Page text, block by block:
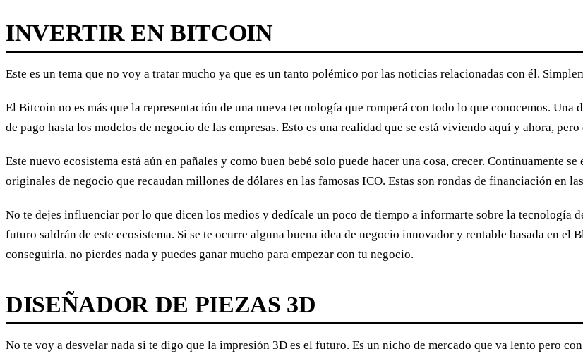
INVERTIR EN BITCOIN
Este es un tema que no voy a tratar mucho ya que es un tanto polémico por las noticias relacionadas con él.
El Bitcoin no es más que la representación de una nueva tecnología que romperá con todo lo que conocemos. Una
de pago hasta los modelos de negocio de las empresas. Esto es una realidad que se está viviendo aquí y ahora,
Este nuevo ecosistema está aún en pañales y como buen bebé solo puede hacer una cosa, crecer. Continuamente
originales de negocio que recaudan millones de dólares en las famosas ICO. Estas son rondas de financiación en
No te dejes influenciar por lo que dicen los medios y dedícale un poco de tiempo a informarte sobre la tecnología
futuro saldrán de este ecosistema. Si se te ocurre alguna buena idea de negocio innovador y rentable basada en
conseguirla, no pierdes nada y puedes ganar mucho para empezar con tu negocio.
DISEÑADOR DE PIEZAS 3D
No te voy a desvelar nada si te digo que la impresión 3D es el futuro. Es un nicho de mercado que va lento pero